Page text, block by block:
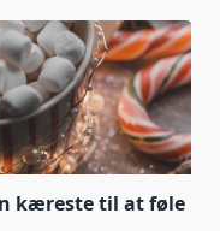
kæreste til at føle